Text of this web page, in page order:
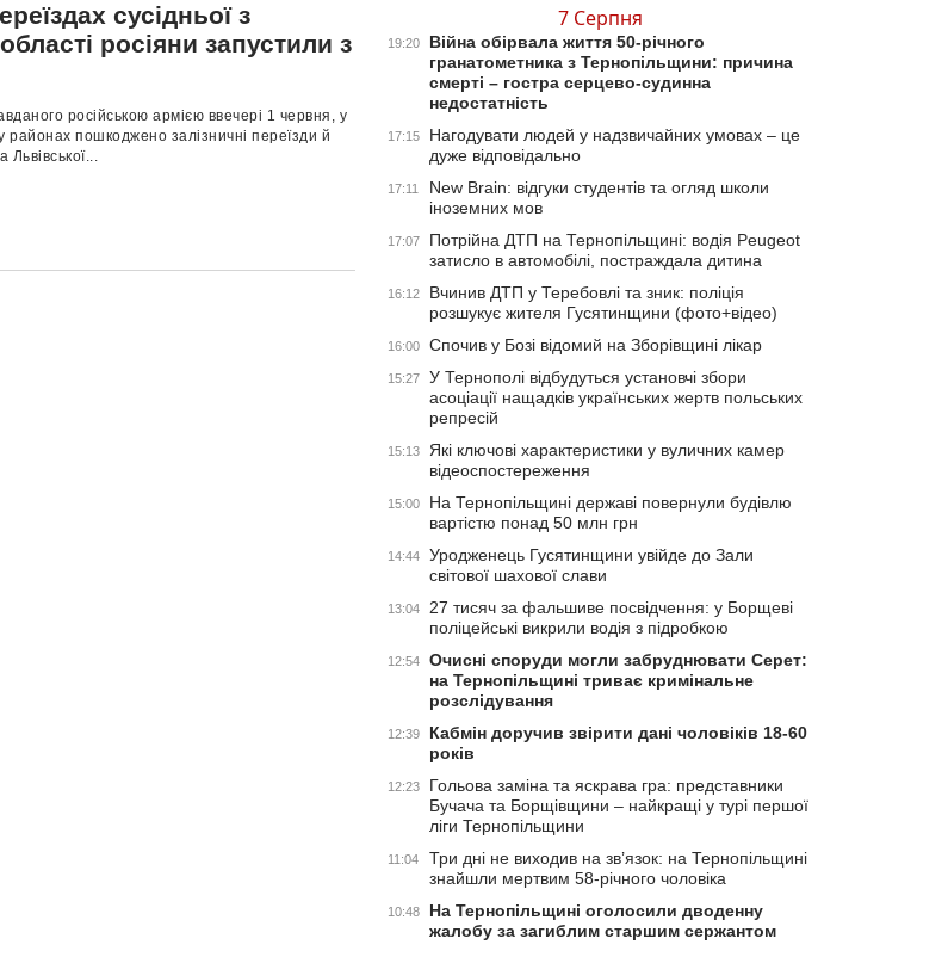
сусідньої з
росіяни запустили з
російською армією ввечері 1 червня, у
районах пошкоджено залізничні переїзди й
Львівської...
7 Серпня
19:20
Війна обірвала життя 50-річного
гранатометника з Тернопільщини: причина
смерті – гостра серцево-судинна
недостатність
17:15
Нагодувати людей у надзвичайних умовах – це
дуже відповідально
17:11
New Brain: відгуки студентів та огляд школи
іноземних мов
17:07
Потрійна ДТП на Тернопільщині: водія Peugeot
затисло в автомобілі, постраждала дитина
16:12
Вчинив ДТП у Теребовлі та зник: поліція
розшукує жителя Гусятинщини (фото+відео)
16:00 Спочив у Бозі відомий на Зборівщині лікар
15:27
У Тернополі відбудуться установчі збори
асоціації нащадків українських жертв польських
репресій
15:13
Які ключові характеристики у вуличних камер
відеоспостереження
15:00
На Тернопільщині державі повернули будівлю
вартістю понад 50 млн грн
14:44
Уродженець Гусятинщини увійде до Зали
світової шахової слави
13:04
27 тисяч за фальшиве посвідчення: у Борщеві
поліцейські викрили водія з підробкою
12:54
Очисні споруди могли забруднювати Серет:
на Тернопільщині триває кримінальне
розслідування
12:39
Кабмін доручив звірити дані чоловіків 18-60
років
12:23
Гольова заміна та яскрава гра: представники
Бучача та Борщівщини – найкращі у турі першої
ліги Тернопільщини
11:04
Три дні не виходив на зв’язок: на Тернопільщині
знайшли мертвим 58-річного чоловіка
10:48
На Тернопільщині оголосили дводенну
жалобу за загиблим старшим сержантом